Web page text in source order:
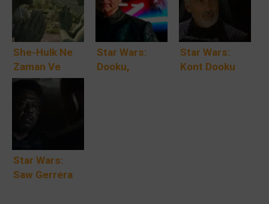
She-Hulk Ne
Zaman Ve
Nerede
Yayınlanacak?
Star Wars:
Dooku,
Star Wars:
Kont Dooku
Star Wars:
Saw Gerrera